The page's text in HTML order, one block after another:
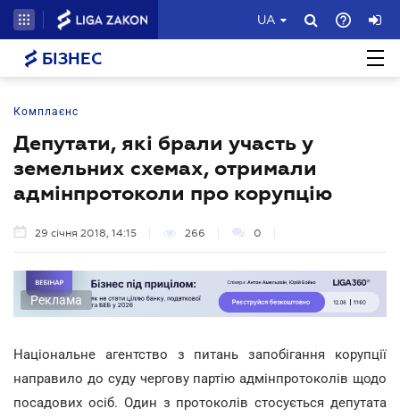
UA
БІЗНЕС
Комплаєнс
Депутати, які брали участь у
земельних схемах, отримали
адмінпротоколи про корупцію
29 січня 2018, 14:15 266 0
Реклама
Національне агентство з питань запобігання корупції
направило до суду чергову партію адмінпротоколів щодо
посадових осіб. Один з протоколів стосується депутата